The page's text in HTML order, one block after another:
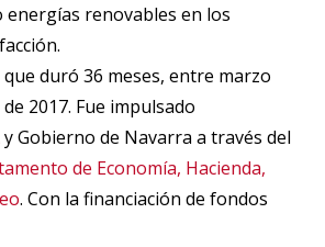
renovables en los
duró 36 meses, entre marzo
2017. Fue impulsado
y Gobierno de Navarra a través del
de Economía, Hacienda,
. Con la financiación de fondos